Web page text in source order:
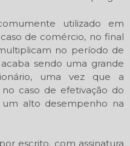
utilizado em
de comércio, no final
no período de
sendo uma grande
uma vez que a
caso de efetivação do
alto desempenho na
escrito, com assinatura